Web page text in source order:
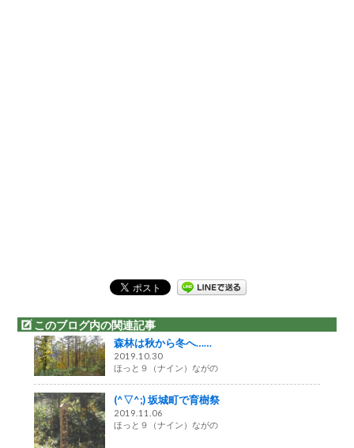
このブログ内の関連記事
森林は秋から冬へ……
2019.10.30
ほっと９（ナイン）ながの
(^▽^;) 坂城町で育樹祭
2019.11.06
ほっと９（ナイン）ながの